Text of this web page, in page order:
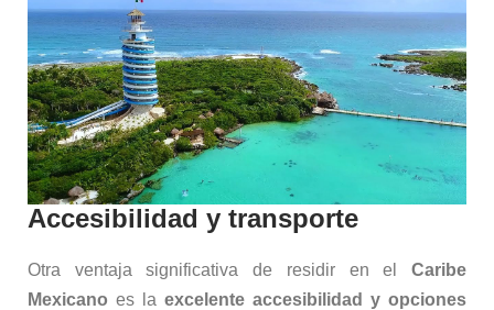
Accesibilidad y transporte
Otra ventaja significativa de residir en el Caribe
Mexicano es la excelente accesibilidad y opciones